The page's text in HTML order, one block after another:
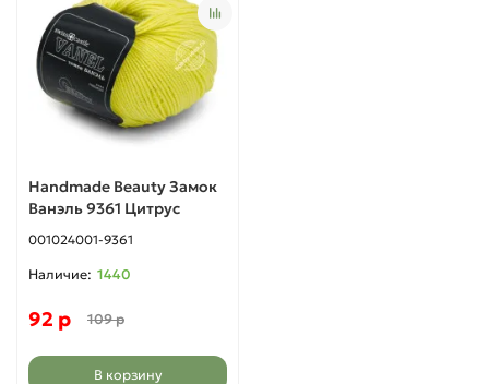
Handmade Beauty Замок
Ванэль 9361 Цитрус
001024001-9361
1440
92 р 109 р
В корзину